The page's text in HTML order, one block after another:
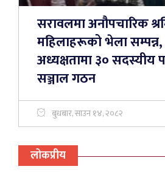
सरावलमा अनौपचारिक
महिलाहरूको भेला
अध्यक्षतामा ३० सदस्यीय
सञ्जाल गठन
बुधबार, साउन १४, २०८२
लोकप्रीय